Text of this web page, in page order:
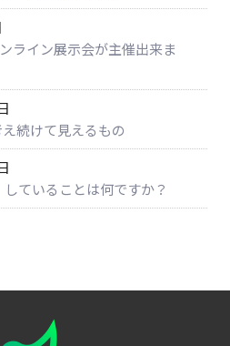
ライン展示会が主催出来ま
え続けて見えるもの
ていることは何ですか？